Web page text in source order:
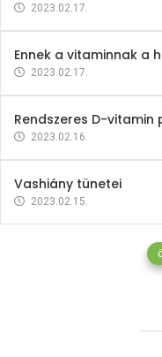
2023.02.17.
Ennek a vitaminnak a
2023.02.17.
Rendszeres D-
2023.02.16.
Vashiány tünetei
2023.02.15.